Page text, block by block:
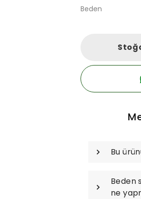
Beden
Bu
Beden
ne